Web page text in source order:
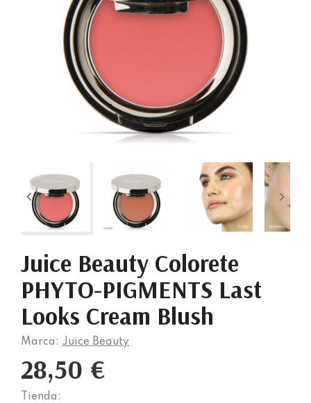
 
Juice Beauty Colorete
PHYTO-PIGMENTS Last
Looks Cream Blush
Marca: Juice Beauty
28,50 €
Tienda: